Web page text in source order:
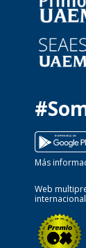
Más
Web
internacional